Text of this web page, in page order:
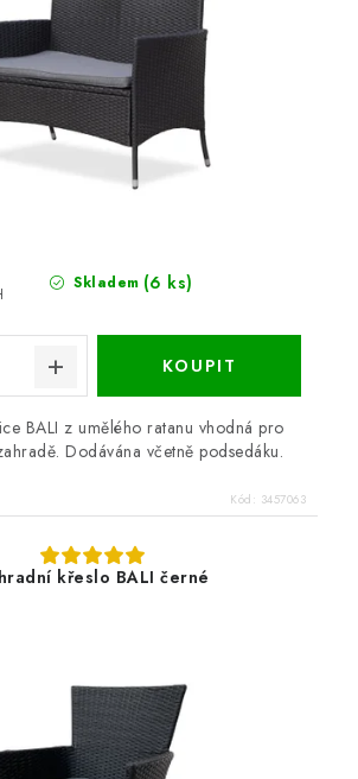
Skladem (6 ks)
BALI z umělého ratanu vhodná pro
Dodávána včetně podsedáku.
Kód: 3457063
křeslo BALI černé